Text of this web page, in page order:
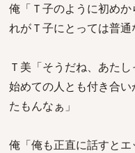
俺「Ｔ子のように初め
れがＴ子にとっては普通
Ｔ美「そうだね、あた
始めての人とも付き合
たもんなぁ」
俺「俺も正直に話すと